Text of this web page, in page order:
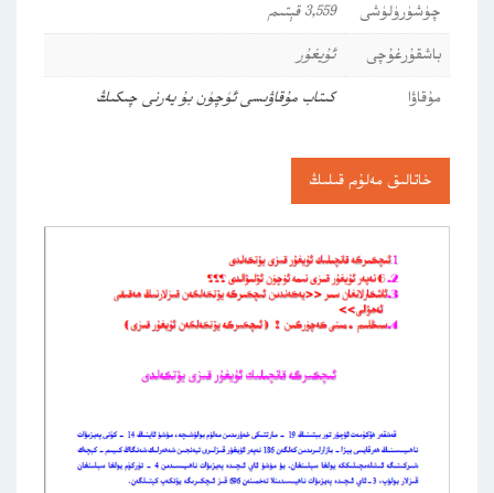
چۈشۈرۈلۈشى
3,559 قېتىم
باشقۇرغۇچى
ئۇيغۇر
مۇقاۋا
كىتاب مۇقاۋىسى ئۈچۈن بۇ يەرنى چىكىڭ
خاتالىق مەلۇم قىلىڭ